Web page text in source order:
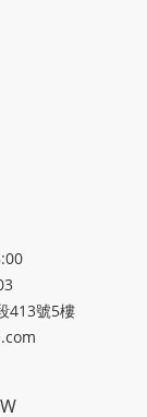
413號5樓